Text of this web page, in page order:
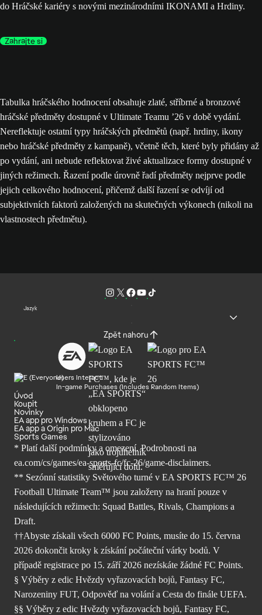
do Hráčské kariéry s novými mezinárodními IKONAMI a Hrdiny.
Zahrajte si
Tabulka hráčského hodnocení obsahuje zlaté, stříbrné a bronzové
hráčské předměty dostupné v Ultimate Teamu ’26 v době vydání.
Nereflektuje ostatní typy hráčských předmětů (např. hrdiny, ikony
nebo hráčské předměty z kampaně), včetně těch, které byly přidány až
po vydání, ani nebude reflektovat živé aktualizace formy dostupné v
jiných režimech. Řazení podle úrovně řadí předměty nejprve podle
jejich celkového hodnocení, přičemž další řazení se odvíjí od
subjektivních faktorů založených na skutečných výkonech (nikoli na
vlastnostech předmětu).
Jazyk
Zpět nahoru
Users Interact
In-game Purchases (Includes Random Items)
Úvod
Koupit
Novinky
EA app pro Windows
EA app a Origin pro Mac
Sports Games
* Platí další podmínky a omezení. Podrobnosti na
ea.com/cs/games/ea-sports-fc/fc-26/game-disclaimers.
** Sezónní statistiky Světového turné v EA SPORTS FC™ 26
Football Ultimate Team™ jsou založeny na hraní pouze v
následujících režimech: Squad Battles, Rivals, Champions a
Draft.
††Abyste získali všech 6000 FC Points, musíte do 15. června
2026 dokončit kroky k získání počáteční várky bodů. V
případě registrace po 15. září 2026 nezískáte žádné FC Points.
§ Výběry z edic Hvězdy vyřazovacích bojů, Fantasy FC,
Narozeniny FUT, Odpověď na volání a Cesta do finále UEFA.
§§ Výběry z edic Hvězdy vyřazovacích bojů, Fantasy FC,